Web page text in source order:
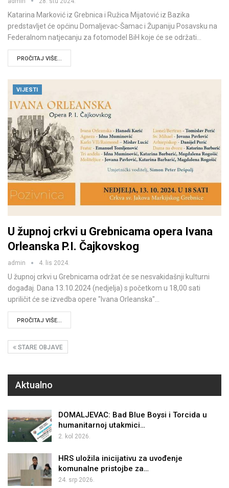
Katarina Marković iz Grebnica i Ružica Mijatović iz Bazika
predstavljet će općinu Domaljevac-Šamac i Županiju Posavsku na
Federalnom natjecanju za fotomodel BiH koje će se održati…
PROČITAJ VIŠE...
VIJESTI
U župnoj crkvi u Grebnicama opera Ivana
Orleanska P.I. Čajkovskog
admin 4. lis 2024.
U župnoj crkvi u Grebnicama održat će se nesvakidašnji kulturni
događaj. Dana 13.10.2024 (nedjelja) s početkom u 18,00 sati
upriličit će se izvedba opere "Ivana Orleanska"…
PROČITAJ VIŠE...
STARE OBJAVE
Aktualno
DOMALJEVAC: Bad Blue Boysi i Torcida u
humanitarnoj utakmici…
2. kol 2026.
HRS uložila inicijativu za uvođenje
komunalne pristojbe za…
24. srp 2026.